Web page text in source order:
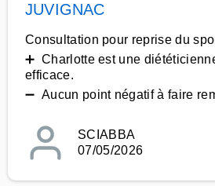
JUVIGNAC
Consultation pour reprise du
➕ Charlotte est une
efficace.
➖ Aucun point négatif à faire
SCIABBA
07/05/2026